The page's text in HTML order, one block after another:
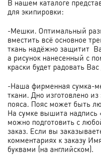
В нашем каталоге
для экипировки:
-Мешки. Оптимальный
вместить всё основное
ткань надёжно защитит
а рисунок нанесенный с
краски будет радовать
-Наша фирменная сумка-
ткани. Дно изготовлено
пояса. Пояс может быть
На сумке вышита
можно подготовить с
заказ. Если вы
комментариях к заказу
буквами (на английском).